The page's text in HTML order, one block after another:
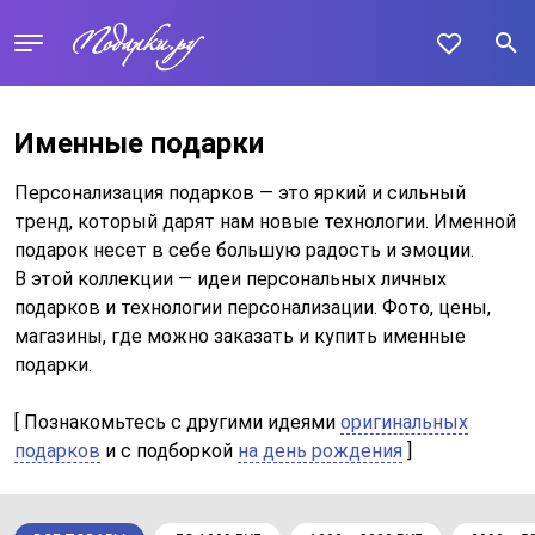
Именные подарки
Персонализация подарков — это яркий и сильный
тренд, который дарят нам новые технологии. Именной
подарок несет в себе большую радость и эмоции.
В этой коллекции — идеи персональных личных
подарков и технологии персонализации. Фото, цены,
магазины, где можно заказать и купить именные
подарки.
[ Познакомьтесь с другими идеями оригинальных
подарков и c подборкой на день рождения ]